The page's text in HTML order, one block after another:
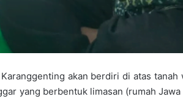
akan berdiri di atas
yang berbentuk limasan (rumah